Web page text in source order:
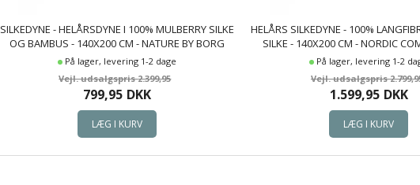
SILKEDYNE - HELÅRSDYNE I 100% MULBERRY SILKE
OG BAMBUS - 140X200 CM - NATURE BY BORG
DYNE
På lager, levering 1-2 dage
2.399,95
799,95 DKK
HELÅRS SILKEDYNE - 100%
SILKE - 140X200 CM - NORDIC
På lager, levering 1-2
1.599,95 DKK